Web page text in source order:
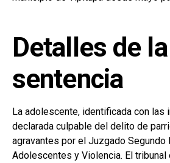
Detalles de la
sentencia
La adolescente, identificada con las
declarada culpable del delito de
agravantes por el Juzgado
Adolescentes y Violencia. El tribunal